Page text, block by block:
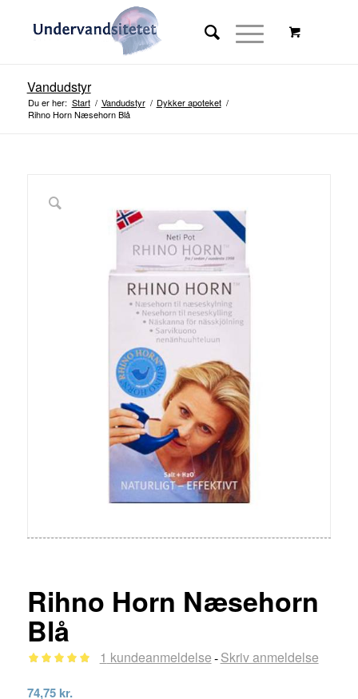
Vandudstyr
Du er her: Start / Vandudstyr / Dykker apoteket /
Rihno Horn Næsehorn Blå
Rihno Horn Næsehorn
Blå
1 kundeanmeldelse-Skriv anmeldelse
74,75 kr.